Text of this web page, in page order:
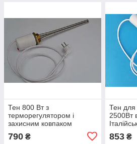
Тен 800 Вт з
терморегулятором і
захисним ковпаком
батареї
790 ₴
Тен для
2500Вт
853₴